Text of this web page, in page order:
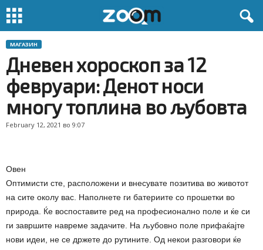
МАГАЗИН
Дневен хороскоп за 12
февруари: Денот носи
многу топлина во љубовта
February 12, 2021 во 9:07
Овен
Оптимисти сте, расположени и внесувате позитива во животот
на сите околу вас. Наполнете ги батериите со прошетки во
природа. Ќе воспоставите ред на професионално поле и ќе си
ги завршите навреме задачите. На љубовно поле прифаќајте
нови идеи, не се држете до рутините. Од некои разговори ќе